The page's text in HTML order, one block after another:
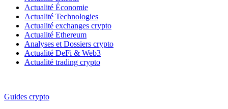
Actualité Économie
Actualité Technologies
Actualité exchanges crypto
Actualité Ethereum
Analyses et Dossiers crypto
Actualité DeFi & Web3
Actualité trading crypto
Guides crypto